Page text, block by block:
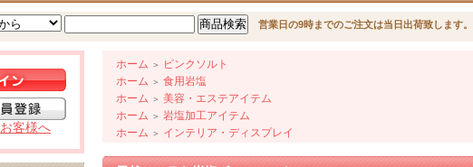
営業日の9時までのご注文は当日出荷致します。
客様へ
ホーム ＞
ピンクソルト
ホーム ＞ 食用岩塩
ホーム ＞ 美容・エステアイテム
ホーム ＞ 岩塩加工アイテム
ホーム ＞ インテリア・ディスプレイ